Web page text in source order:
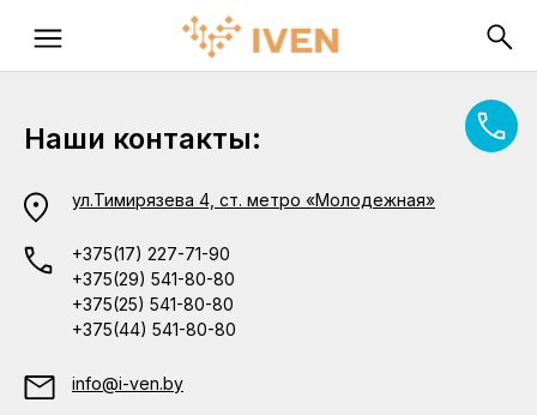
Наши контакты:
ул.Тимирязева 4, ст. метро «Молодежная»
+375(17) 227-71-90
+375(29) 541-80-80
+375(25) 541-80-80
+375(44) 541-80-80
info@i-ven.by